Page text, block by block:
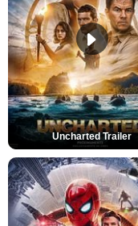
Uncharted Trailer